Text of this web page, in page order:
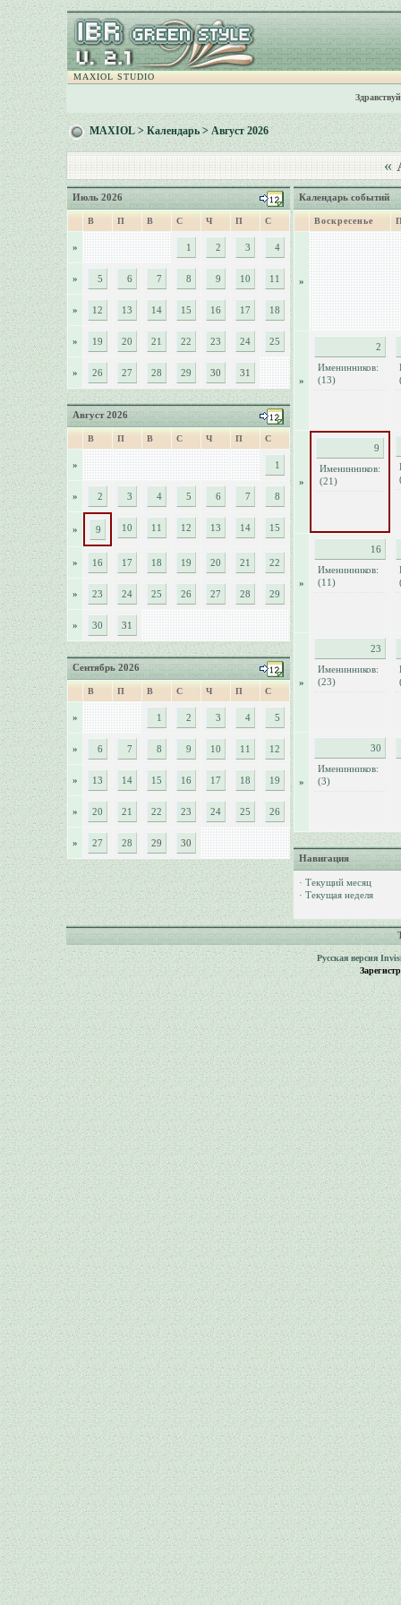
MAXIOL STUDIO
MAXIOL>Календарь> Август 2026
«
Июль 2026
В П В С Ч П С
» 1 2 3 4
» 5 6 7 8 9 10 11
» 12 13 14 15 16 17 18
» 19 20 21 22 23 24 25
» 26 27 28 29 30 31
Август 2026
В П В С Ч П С
» 1
» 2 3 4 5 6 7 8
» 9 10 11 12 13 14 15
» 16 17 18 19 20 21 22
» 23 24 25 26 27 28 29
» 30 31
Сентябрь 2026
В П В С Ч П С
» 1 2 3 4 5
» 6 7 8 9 10 11 12
» 13 14 15 16 17 18 19
» 20 21 22 23 24 25 26
» 27 28 29 30
Календарь событий
Воскресенье
»
»
2
Именинников:
(13)
»
9
Именинников:
(21)
»
16
Именинников:
(11)
»
23
Именинников:
(23)
»
30
Именинников:
(3)
Навигация
· Текущий месяц
· Текущая неделя
Русская версия